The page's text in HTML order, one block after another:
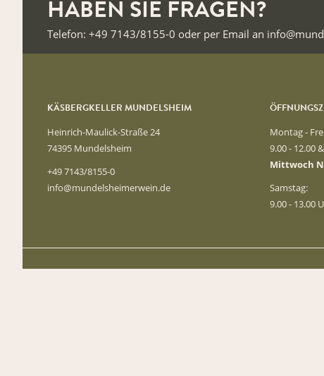
HABEN SIE FRAGEN?
Telefon: +49 7143/8155-0 oder per Email an
KÄSBERGKELLER MUNDELSHEIM
Heinrich-Maulick-Straße 24
74395 Mundelsheim
+49 7143/8155-0
info@mundelsheimerwein.de
Montag -
9.00 - 12.00
Mittwoch
Samstag:
9.00 - 13.00